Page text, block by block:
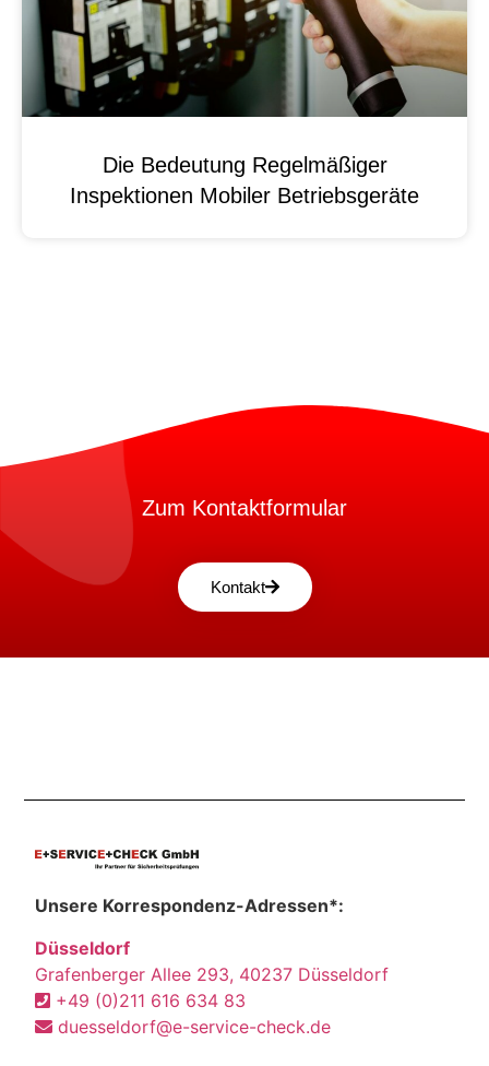
Die Bedeutung Regelmäßiger
Inspektionen Mobiler Betriebsgeräte
Zum Kontaktformular
Kontakt
Unsere Korrespondenz-Adressen*:
Düsseldorf
Grafenberger Allee 293, 40237 Düsseldorf
+49 (0)211 616 634 83
duesseldorf@e-service-check.de